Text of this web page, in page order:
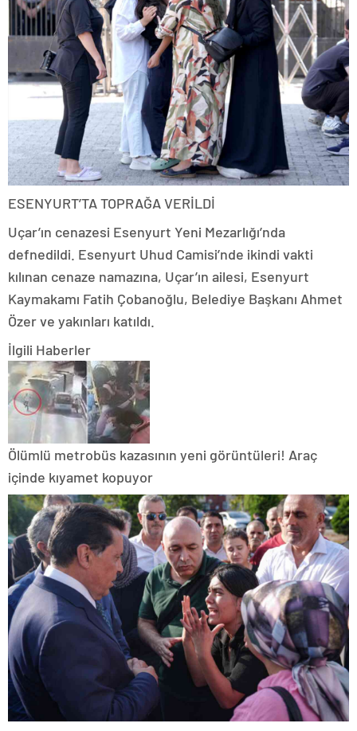
ESENYURT’TA TOPRAĞA VERİLDİ
Uçar’ın cenazesi Esenyurt Yeni Mezarlığı’nda
defnedildi. Esenyurt Uhud Camisi’nde ikindi vakti
kılınan cenaze namazına, Uçar’ın ailesi, Esenyurt
Kaymakamı Fatih Çobanoğlu, Belediye Başkanı Ahmet
Özer ve yakınları katıldı.
İlgili Haberler
Ölümlü metrobüs kazasının yeni görüntüleri! Araç
içinde kıyamet kopuyor